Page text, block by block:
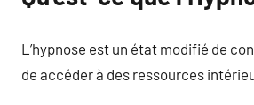
L’hypnose est un état modifié de
de accéder à des ressources